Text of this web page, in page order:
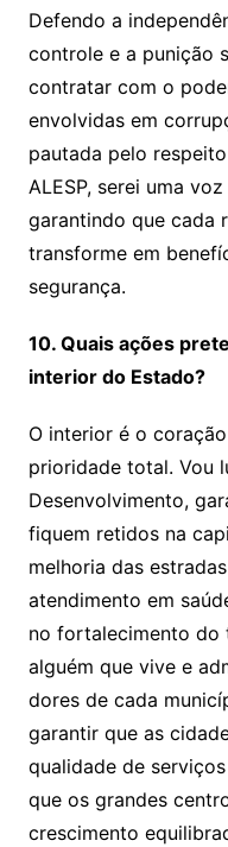
Defendo a
controle e a punição
contratar com o
envolvidas em
pautada pelo
ALESP, serei uma
garantindo que cada
transforme em
segurança.
10. Quais ações
interior do Estado?
O interior é o
prioridade total. Vou
Desenvolvimento,
fiquem retidos na
melhoria das
atendimento em
no fortalecimento do
alguém que vive e
dores de cada
garantir que as
qualidade de
que os grandes
crescimento